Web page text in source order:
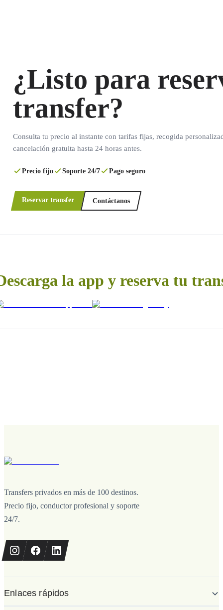
¿Listo para
transfer?
Consulta tu precio al instante con tarifas fijas, recogida
cancelación gratuita hasta 24 horas antes.
Precio fijo Soporte 24/7 Pago seguro
Reservar transfer Contáctanos
la app y reserva tu
Transfers privados en más de 100 destinos.
Precio fijo, conductor profesional y soporte
24/7.
Enlaces rápidos